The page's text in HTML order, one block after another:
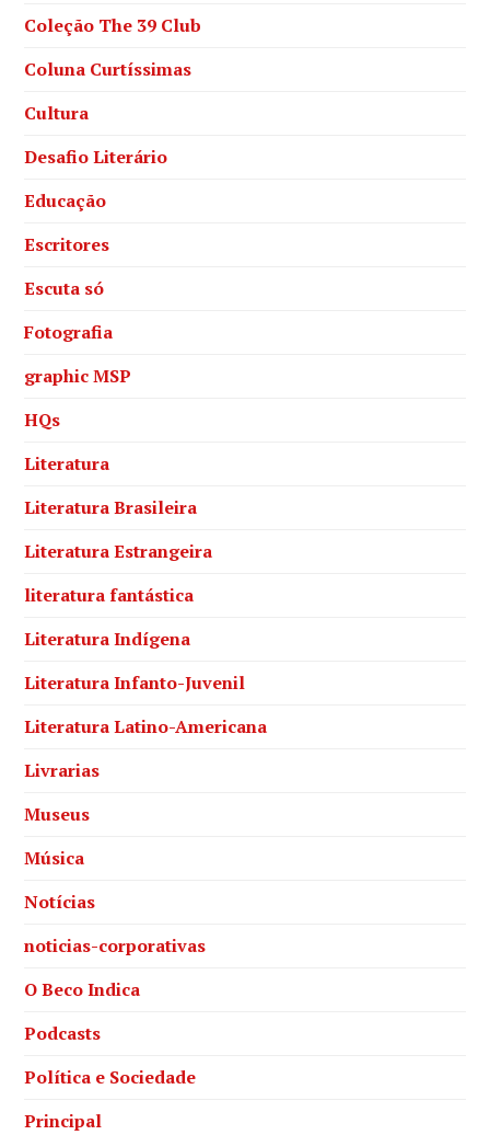
Coleção The 39 Club
Coluna Curtíssimas
Cultura
Desafio Literário
Educação
Escritores
Escuta só
Fotografia
graphic MSP
HQs
Literatura
Literatura Brasileira
Literatura Estrangeira
literatura fantástica
Literatura Indígena
Literatura Infanto-Juvenil
Literatura Latino-Americana
Livrarias
Museus
Música
Notícias
noticias-corporativas
O Beco Indica
Podcasts
Política e Sociedade
Principal